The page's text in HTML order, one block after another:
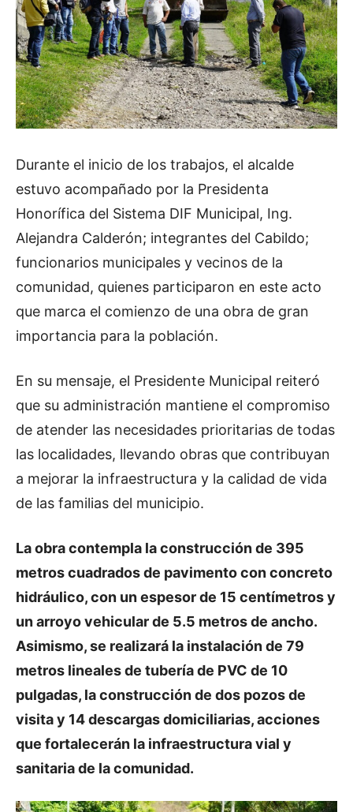
Durante el inicio de los trabajos, el alcalde
estuvo acompañado por la Presidenta
Honorífica del Sistema DIF Municipal, Ing.
Alejandra Calderón; integrantes del Cabildo;
funcionarios municipales y vecinos de la
comunidad, quienes participaron en este acto
que marca el comienzo de una obra de gran
importancia para la población.
En su mensaje, el Presidente Municipal reiteró
que su administración mantiene el compromiso
de atender las necesidades prioritarias de todas
las localidades, llevando obras que contribuyan
a mejorar la infraestructura y la calidad de vida
de las familias del municipio.
La obra contempla la construcción de 395
metros cuadrados de pavimento con concreto
hidráulico, con un espesor de 15 centímetros y
un arroyo vehicular de 5.5 metros de ancho.
Asimismo, se realizará la instalación de 79
metros lineales de tubería de PVC de 10
pulgadas, la construcción de dos pozos de
visita y 14 descargas domiciliarias, acciones
que fortalecerán la infraestructura vial y
sanitaria de la comunidad.